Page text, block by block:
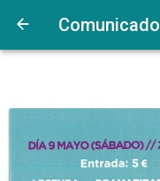
Comunicado